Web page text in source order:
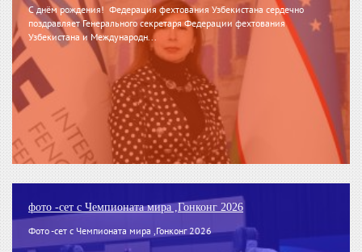
С днём рождения! Федерация фехтования Узбекистана сердечно
поздравляет Генерального секретаря Федерации фехтования
Узбекистана и Международн...
фото -сет с Чемпионата мира ,Гонконг 2026
Фото -сет с Чемпионата мира ,Гонконг 2026